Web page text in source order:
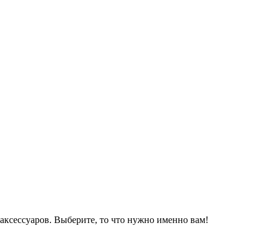
Выберите, то что нужно именно вам!